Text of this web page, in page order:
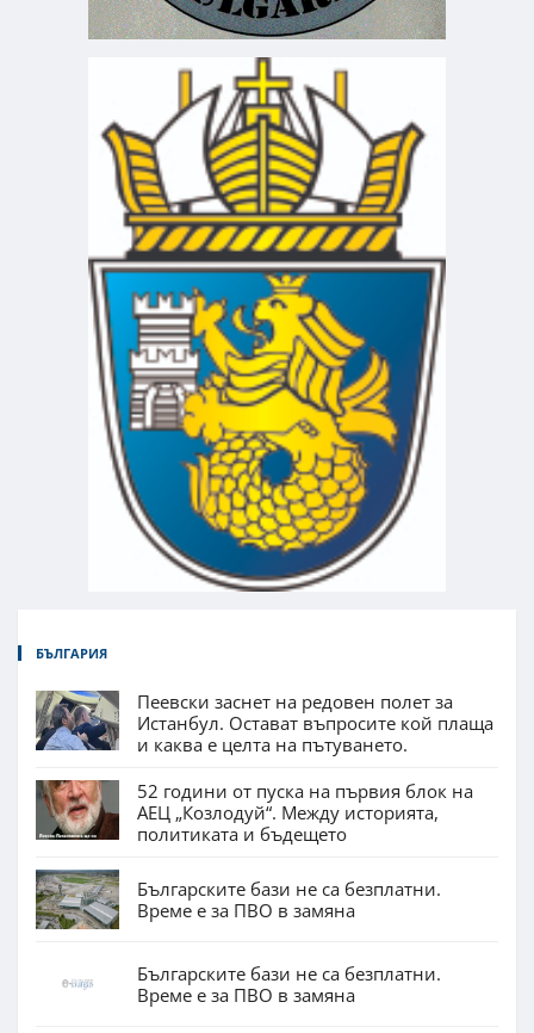
БЪЛГАРИЯ
Пеевски заснет на редовен полет за
Истанбул. Остават въпросите кой плаща
и каква е целта на пътуването.
52 години от пуска на първия блок на
АЕЦ „Козлодуй“. Между историята,
политиката и бъдещето
Българските бази не са безплатни.
Време е за ПВО в замяна
Българските бази не са безплатни.
Време е за ПВО в замяна